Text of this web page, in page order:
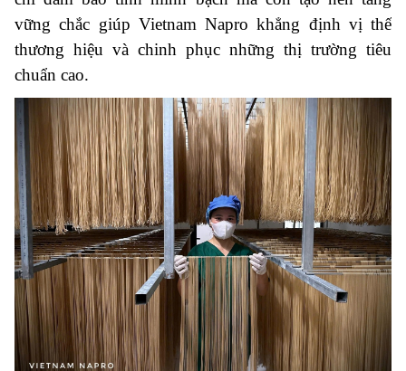
vững chắc giúp Vietnam Napro khẳng định vị thế
thương hiệu và chinh phục những thị trường tiêu
chuẩn cao.